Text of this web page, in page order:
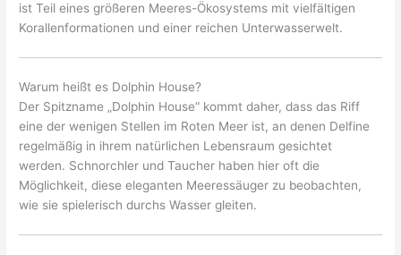
ist Teil eines größeren Meeres-Ökosystems mit vielfältigen
Korallenformationen und einer reichen Unterwasserwelt.
Warum heißt es Dolphin House?
Der Spitzname „Dolphin House“ kommt daher, dass das Riff
eine der wenigen Stellen im Roten Meer ist, an denen Delfine
regelmäßig in ihrem natürlichen Lebensraum gesichtet
werden. Schnorchler und Taucher haben hier oft die
Möglichkeit, diese eleganten Meeressäuger zu beobachten,
wie sie spielerisch durchs Wasser gleiten.